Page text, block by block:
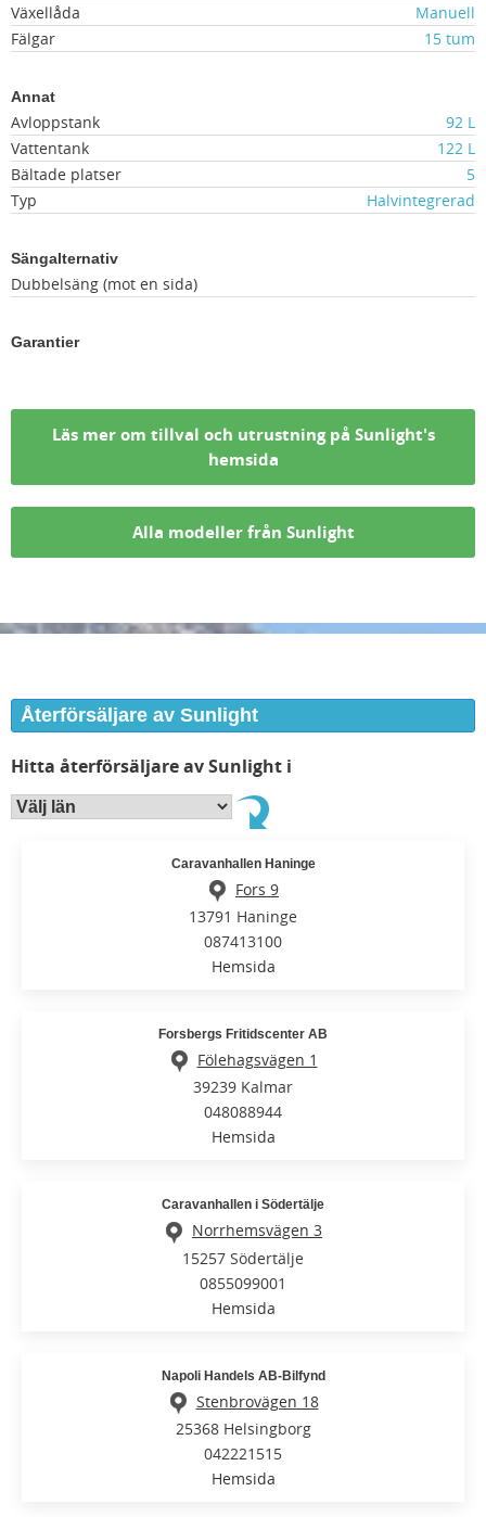
Växellåda
Manuell
Fälgar
15 tum
Annat
Avloppstank
92 L
Vattentank
122 L
Bältade platser
5
Typ
Halvintegrerad
Sängalternativ
Dubbelsäng (mot en sida)
Garantier
Läs mer om tillval och utrustning på Sunlight's
hemsida
Alla modeller från Sunlight
Återförsäljare av Sunlight
Hitta återförsäljare av Sunlight i
Caravanhallen Haninge
Fors 9
13791 Haninge
087413100
Hemsida
Forsbergs Fritidscenter AB
Fölehagsvägen 1
39239 Kalmar
048088944
Hemsida
Caravanhallen i Södertälje
Norrhemsvägen 3
15257 Södertälje
0855099001
Hemsida
Napoli Handels AB-Bilfynd
Stenbrovägen 18
25368 Helsingborg
042221515
Hemsida